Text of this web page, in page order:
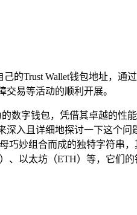
的Trust Wallet钱包地址，通
易等活动的顺利开展。
数字钱包，凭借其卓越的性
深入且详细地探讨一下这个问
巧妙组合而成的独特字符串
、以太坊（ETH）等，它们